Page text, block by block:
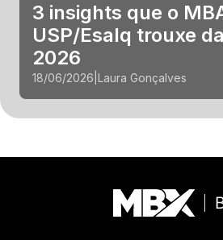
3 insights que o
USP/Esalq trouxe
2026
18/06/2026 Laura Gonçalves